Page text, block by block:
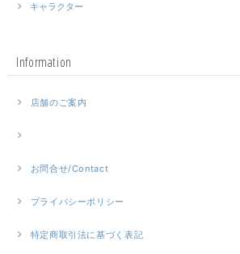
キャラクター
Information
店舗のご案内
お問合せ/Contact
プライバシーポリシー
特定商取引法に基づく表記